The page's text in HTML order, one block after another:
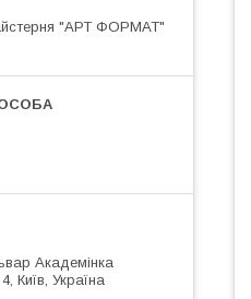
"АРТ ФОРМАТ"
Академінка
Київ, Україна